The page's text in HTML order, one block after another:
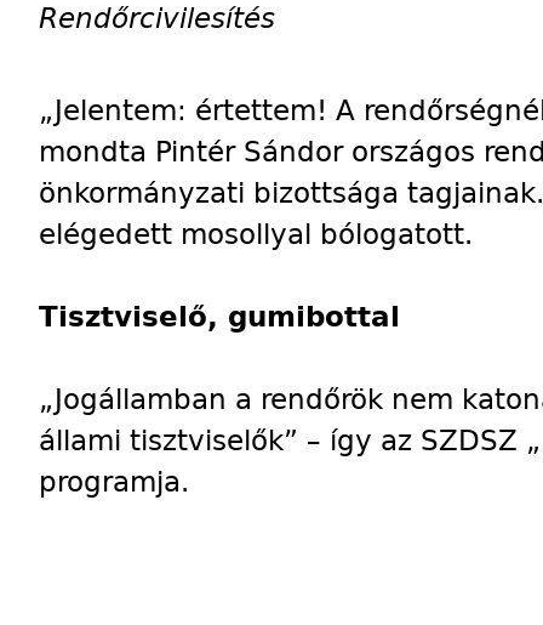
Rendőrcivilesítés
„Jelentem: értettem! A
mondta Pintér Sándor országos
önkormányzati bizottsága
elégedett mosollyal bólogatott.
Tisztviselő, gumibottal
„Jogállamban a rendőrök nem
állami tisztviselők” – így az SZDSZ
programja.